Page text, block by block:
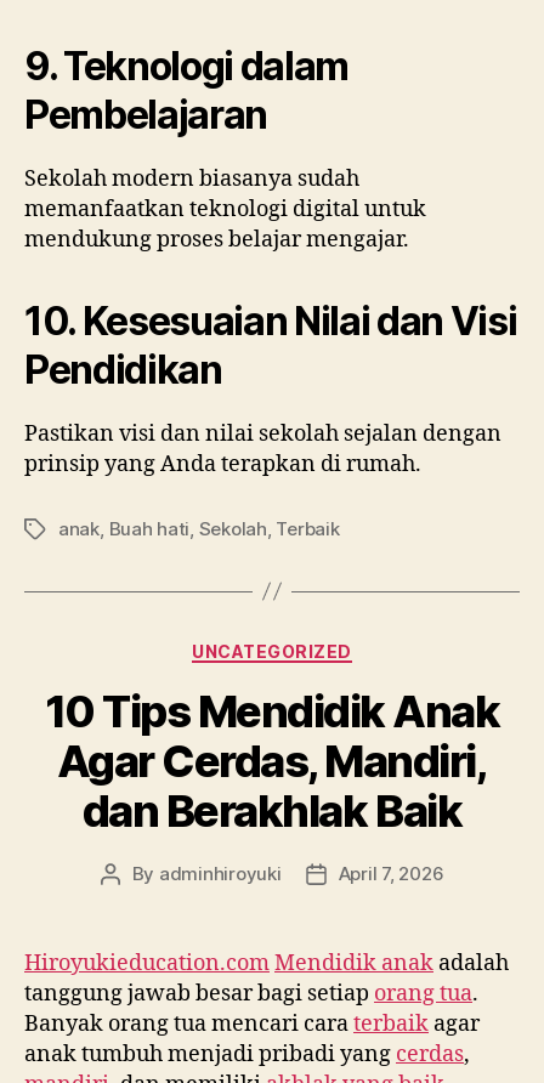
9. Teknologi dalam
Pembelajaran
Sekolah modern biasanya sudah
memanfaatkan teknologi digital untuk
mendukung proses belajar mengajar.
10. Kesesuaian Nilai dan Visi
Pendidikan
Pastikan visi dan nilai sekolah sejalan dengan
prinsip yang Anda terapkan di rumah.
anak Buah hati Sekolah Terbaik
UNCATEGORIZED
10 Tips Mendidik Anak
Agar Cerdas, Mandiri,
dan Berakhlak Baik
By adminhiroyuki April 7, 2026
Hiroyukieducation.comMendidik anak adalah
tanggung jawab besar bagi setiap orang tua.
Banyak orang tua mencari caraterbaik agar
anak tumbuh menjadi pribadi yang cerdas,